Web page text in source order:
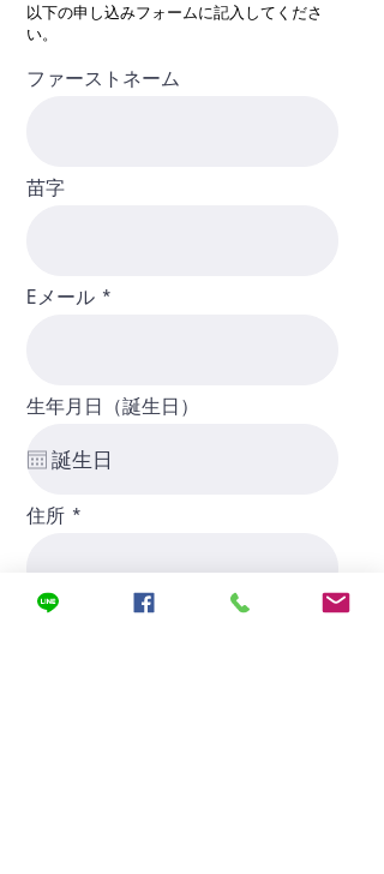
以下の申し込みフォームに記入してくださ
い。
ファーストネーム
苗字
Eメール
生年月日（誕生日）
住所